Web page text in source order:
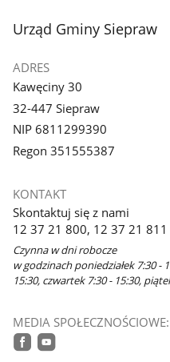
galerii.
stopka
Urząd Gminy Siepraw
ADRES
Kawęciny 30
32-447 Siepraw
NIP 6811299390
Regon 351555387
KONTAKT
Skontaktuj się z nami
12 37 21 800, 12 37 21 811
Czynna w dni robocze
w godzinach poniedziałek 7:30 -
15:30, czwartek 7:30 - 15:30,
MEDIA SPOŁECZNOŚCIOWE: